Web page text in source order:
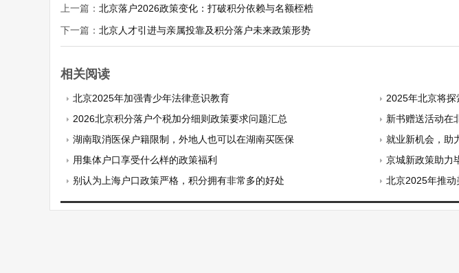
上一篇： 北京落户2026政策变化：打破积分依赖与名额桎梏
下一篇： 北京人才引进与亲属投靠及积分落户未来政策形势
相关阅读
北京2025年加强青少年法律意识教育
2025年北京将
2026北京积分落户个税加分细则政策要求问题汇总
新书赠送活动在
湖南取消医保户籍限制，外地人也可以在湖南买医保
就业新机会，助
用集体户口享受什么样的政策福利
京城新政策助力
别认为上海户口政策严格，积分拥有非常多的好处
北京2025年推动